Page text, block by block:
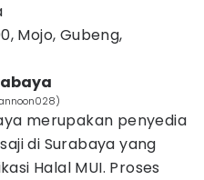
Mojo, Gubeng,
merupakan penyedia
di Surabaya yang
Halal MUI. Proses